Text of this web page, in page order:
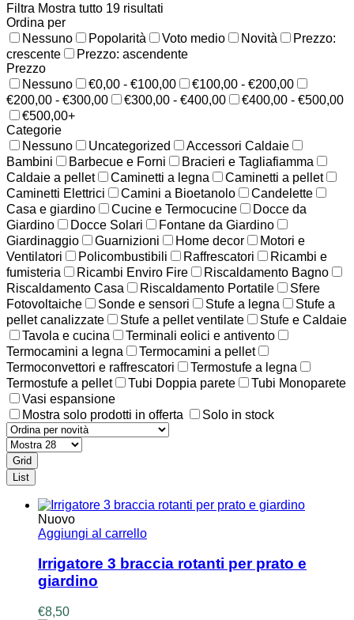
Filtra Mostra tutto 19 risultati
Ordina per
Nessuno
Popolarità Voto medio Novità
Prezzo:
crescente
Prezzo: ascendente
Prezzo
Nessuno
€0,00 - €100,00
€100,00 - €200,00
€200,00 - €300,00
€300,00 - €400,00
€400,00 - €500,00
€500,00+
Categorie
Nessuno
Uncategorized
Accessori Caldaie
Bambini
Barbecue e Forni
Bracieri e Tagliafiamma
Caldaie a pellet
Caminetti a legna
Caminetti a pellet
Caminetti Elettrici
Camini a Bioetanolo
Candelette
Casa e giardino
Cucine e Termocucine
Docce da
Giardino
Docce Solari
Fontane da Giardino
Giardinaggio
Guarnizioni Home decor
Motori e
Ventilatori
Policombustibili Raffrescatori
Ricambi e
fumisteria
Ricambi Enviro Fire
Riscaldamento Bagno
Riscaldamento Casa
Riscaldamento Portatile
Sfere
Fotovoltaiche
Sonde e sensori Stufe a legna
Stufe a
pellet canalizzate
Stufe a pellet ventilate
Stufe e Caldaie
Tavola e cucina
Terminali eolici e antivento
Termocamini a legna
Termocamini a pellet
Termoconvettori e raffrescatori
Termostufe a legna
Termostufe a pellet
Tubi Doppia parete
Tubi Monoparete
Vasi espansione
Mostra solo prodotti in offerta
Solo in stock
Grid
List
Nuovo
Aggiungi al carrello
Irrigatore 3 braccia rotanti per prato e
giardino
€8,50